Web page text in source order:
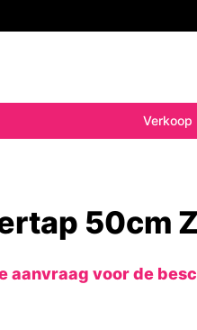
Verkoop
50cm
aanvraag voor de